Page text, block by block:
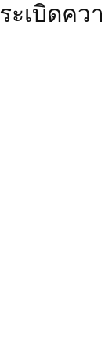
ะเบิดค